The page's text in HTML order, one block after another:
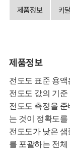
제품정보 카
제품정보
전도도 표준 용
전도도 값의 기준
전도도 측정을
는 것이 정확도
전도도가 낮은
를 포괄하는 전체